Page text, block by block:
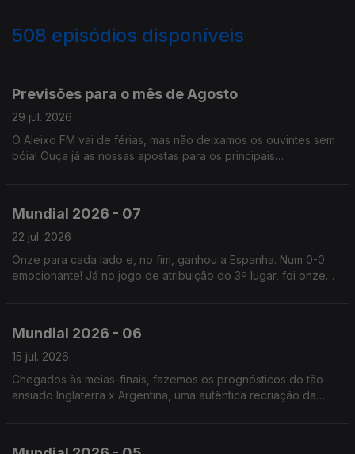
508 episódios disponíveis
Previsões para o mês de Agosto
29 jul. 2026
O Aleixo FM vai de férias, mas não deixamos os ouvintes sem
bóia! Ouça já as nossas apostas para os principais
Mundial 2026 - 07
22 jul. 2026
Onze para cada lado e, no fim, ganhou a Espanha. Num 0-0
emocionante! Já no jogo de atribuição do 3º lugar, foi onze
Mundial 2026 - 06
15 jul. 2026
Chegados às meias-finais, fazemos os prognósticos do tão
ansiado Inglaterra x Argentina, uma autêntica recriação da